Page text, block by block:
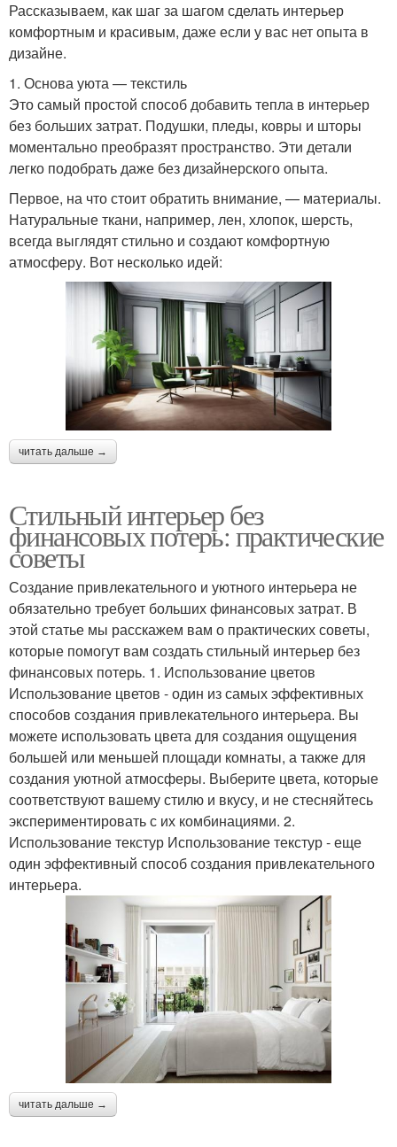
Рассказываем, как шаг за шагом сделать интерьер
комфортным и красивым, даже если у вас нет опыта в
дизайне.
1. Основа уюта — текстиль
Это самый простой способ добавить тепла в интерьер
без больших затрат. Подушки, пледы, ковры и шторы
моментально преобразят пространство. Эти детали
легко подобрать даже без дизайнерского опыта.
Первое, на что стоит обратить внимание, — материалы.
Натуральные ткани, например, лен, хлопок, шерсть,
всегда выглядят стильно и создают комфортную
атмосферу. Вот несколько идей:
читать дальше →
Стильный интерьер без
финансовых потерь: практические
советы
Создание привлекательного и уютного интерьера не
обязательно требует больших финансовых затрат. В
этой статье мы расскажем вам о практических советы,
которые помогут вам создать стильный интерьер без
финансовых потерь. 1. Использование цветов
Использование цветов - один из самых эффективных
способов создания привлекательного интерьера. Вы
можете использовать цвета для создания ощущения
большей или меньшей площади комнаты, а также для
создания уютной атмосферы. Выберите цвета, которые
соответствуют вашему стилю и вкусу, и не стесняйтесь
экспериментировать с их комбинациями. 2.
Использование текстур Использование текстур - еще
один эффективный способ создания привлекательного
интерьера.
читать дальше →